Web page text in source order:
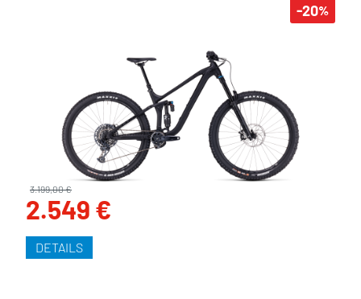
-20%
2.549 €
3.199,00 €
DETAILS